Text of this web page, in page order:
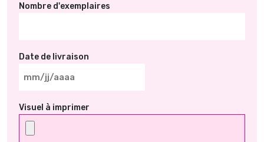
Nombre d'exemplaires
Date de livraison
MM
JJ
slash
Visuel à imprimer